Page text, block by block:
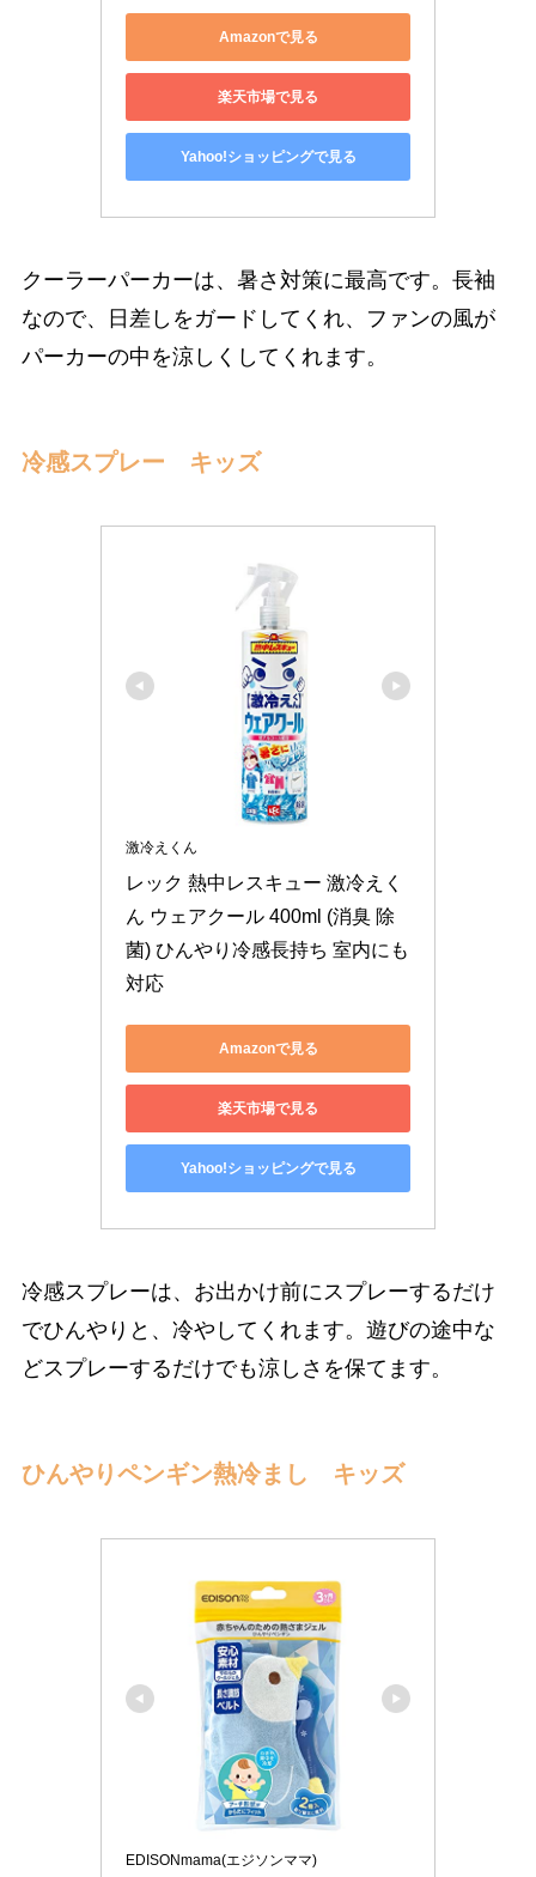
Amazonで見る
楽天市場で見る
Yahoo!ショッピングで見る
クーラーパーカーは、暑さ対策に最高です。長袖
なので、日差しをガードしてくれ、ファンの風が
パーカーの中を涼しくしてくれます。
冷感スプレー キッズ
激冷えくん
レック 熱中レスキュー 激冷えく
ん ウェアクール 400ml (消臭 除
菌) ひんやり冷感長持ち 室内にも
対応
Amazonで見る
楽天市場で見る
Yahoo!ショッピングで見る
冷感スプレーは、お出かけ前にスプレーするだけ
でひんやりと、冷やしてくれます。遊びの途中な
どスプレーするだけでも涼しさを保てます。
ひんやりペンギン熱冷まし キッズ
EDISONmama(エジソンママ)